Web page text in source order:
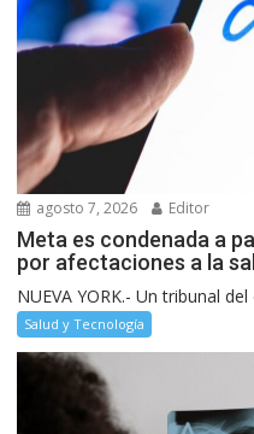
agosto 7, 2026 Editor
Meta es condenada a
por afectaciones a la
NUEVA YORK.- Un tribunal
Salud y Tecnología